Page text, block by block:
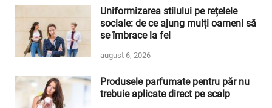
Uniformizarea stilului pe rețelele
sociale: de ce ajung mulți oameni să
se îmbrace la fel
august 6, 2026
Produsele parfumate pentru păr nu
trebuie aplicate direct pe scalp